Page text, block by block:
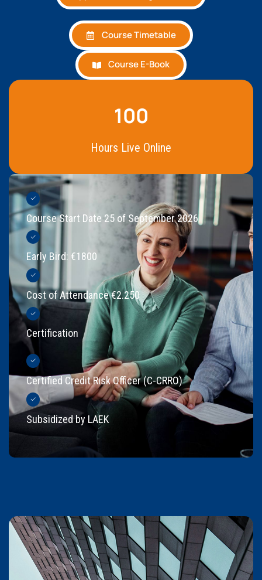
Course Timetable
Course E-Book
100
Hours Live Online
Course Start Date 25 of September 2026
Early Bird: €1800
Cost of Attendance €2.250
Certification
Certified Credit Risk Officer (C-CRRO)
Subsidized by LAEK